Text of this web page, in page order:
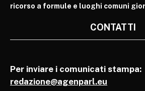
ricorso a formule e luoghi comuni
CONTATTI
Per inviare i comunicati stampa:
redazione@agenparl.eu